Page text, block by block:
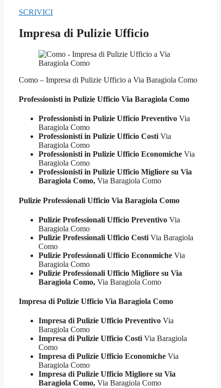
SCRIVICI
Impresa di Pulizie Ufficio
Como – Impresa di Pulizie Ufficio a Via Baragiola Como
Professionisti in Pulizie Ufficio Via Baragiola Como
Professionisti in Pulizie Ufficio Preventivo Via
Baragiola Como
Professionisti in Pulizie Ufficio Costi Via
Baragiola Como
Professionisti in Pulizie Ufficio Economiche Via
Baragiola Como
Professionisti in Pulizie Ufficio Migliore su Via
Baragiola Como, Via Baragiola Como
Pulizie Professionali Ufficio Via Baragiola Como
Pulizie Professionali Ufficio Preventivo Via
Baragiola Como
Pulizie Professionali Ufficio Costi Via Baragiola
Como
Pulizie Professionali Ufficio Economiche Via
Baragiola Como
Pulizie Professionali Ufficio Migliore su Via
Baragiola Como, Via Baragiola Como
Impresa di Pulizie Ufficio Via Baragiola Como
Impresa di Pulizie Ufficio Preventivo Via
Baragiola Como
Impresa di Pulizie Ufficio Costi Via Baragiola
Como
Impresa di Pulizie Ufficio Economiche Via
Baragiola Como
Impresa di Pulizie Ufficio Migliore su Via
Baragiola Como, Via Baragiola Como